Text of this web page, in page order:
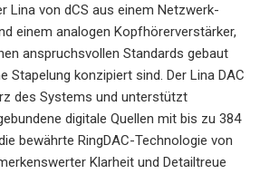
Lina von dCS aus einem Netzwerk-
einem analogen Kopfhörerverstärker,
anspruchsvollen Standards gebaut
Stapelung konzipiert sind. Der Lina DAC
des Systems und unterstützt
digitale Quellen mit bis zu 384
bewährte RingDAC-Technologie von
Klarheit und Detailtreue